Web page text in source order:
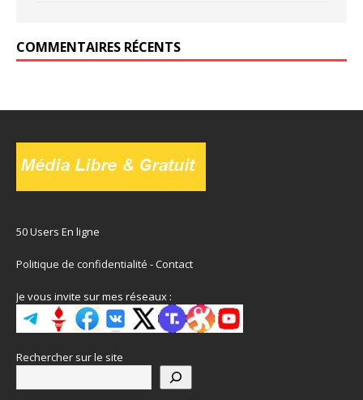
COMMENTAIRES RÉCENTS
50 Users En ligne
Politique de confidentialité -Contact
Je vous invite sur mes réseaux :
Rechercher sur le site